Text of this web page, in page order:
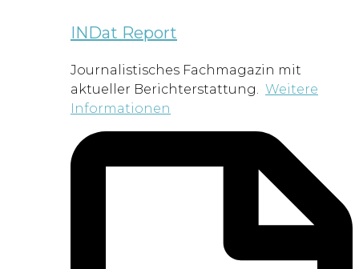
INDat Report
Journalistisches Fachmagazin mit
aktueller Berichterstattung. Weitere
Informationen